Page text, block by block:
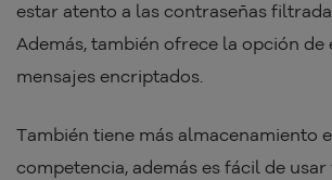
estar atento a las contraseñas
Además, también ofrece la opción
mensajes encriptados.
También tiene más almacenamiento
competencia, además es fácil de